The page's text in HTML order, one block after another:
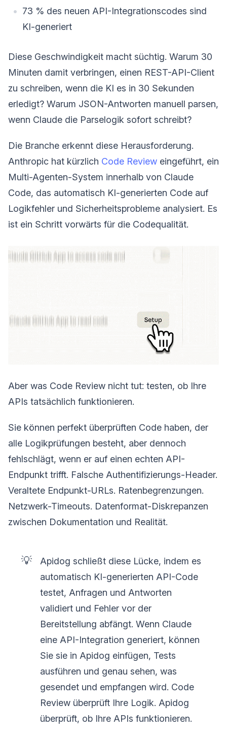
73 % des neuen API-Integrationscodes sind
KI-generiert
Diese Geschwindigkeit macht süchtig. Warum 30
Minuten damit verbringen, einen REST-API-Client
zu schreiben, wenn die KI es in 30 Sekunden
erledigt? Warum JSON-Antworten manuell parsen,
wenn Claude die Parselogik sofort schreibt?
Die Branche erkennt diese Herausforderung.
Anthropic hat kürzlich Code Review eingeführt, ein
Multi-Agenten-System innerhalb von Claude
Code, das automatisch KI-generierten Code auf
Logikfehler und Sicherheitsprobleme analysiert. Es
ist ein Schritt vorwärts für die Codequalität.
Aber was Code Review nicht tut: testen, ob Ihre
APIs tatsächlich funktionieren.
Sie können perfekt überprüften Code haben, der
alle Logikprüfungen besteht, aber dennoch
fehlschlägt, wenn er auf einen echten API-
Endpunkt trifft. Falsche Authentifizierungs-Header.
Veraltete Endpunkt-URLs. Ratenbegrenzungen.
Netzwerk-Timeouts. Datenformat-Diskrepanzen
zwischen Dokumentation und Realität.
💡
Apidog schließt diese Lücke, indem es
automatisch KI-generierten API-Code
testet, Anfragen und Antworten
validiert und Fehler vor der
Bereitstellung abfängt. Wenn Claude
eine API-Integration generiert, können
Sie sie in Apidog einfügen, Tests
ausführen und genau sehen, was
gesendet und empfangen wird. Code
Review überprüft Ihre Logik. Apidog
überprüft, ob Ihre APIs funktionieren.